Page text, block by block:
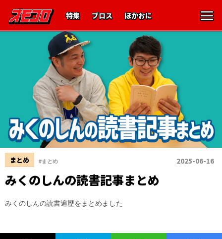
特集 ブロス ほかおに
まとめ #まとめ 2025-06-16
みくのしんの読書記事まとめ
みくのしんの読書遍歴をまとめました